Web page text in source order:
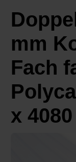
mm
Fach
x